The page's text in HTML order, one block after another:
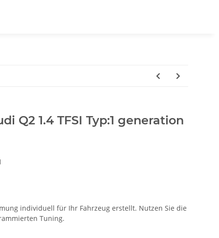
Q2 1.4 TFSI Typ:1 generation
individuell für Ihr Fahrzeug erstellt. Nutzen Sie die
Tuning.